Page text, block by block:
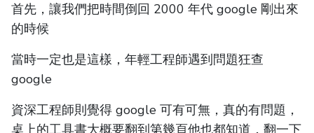
首先，讓我們把時間倒回 2000 年代 google 剛出來
的時候
當時一定也是這樣，年輕工程師遇到問題狂查
google
資深工程師則覺得 google 可有可無，真的有問題，
桌上的工具書大概要翻到第幾頁他也都知道，翻一下